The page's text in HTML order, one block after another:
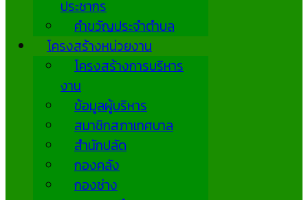
ประชากร
คำขวัญประจำตำบล
โครงสร้างหน่วยงาน
โครงสร้างการบริหาร
งาน
ข้อมูลผู้บริหาร
สมาชิกสภาเทศบาล
สำนักปลัด
กองคลัง
กองช่าง